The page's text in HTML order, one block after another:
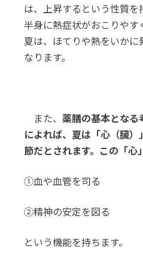
は、上昇するという性質
半身に熱症状がおこりやす
夏は、ほてりや熱をいか
なります。
また、薬膳の基本となる
によれば、夏は「心（臓
節だとされます。この「心
①血や血管を司る
②精神の安定を図る
という機能を持ちます。